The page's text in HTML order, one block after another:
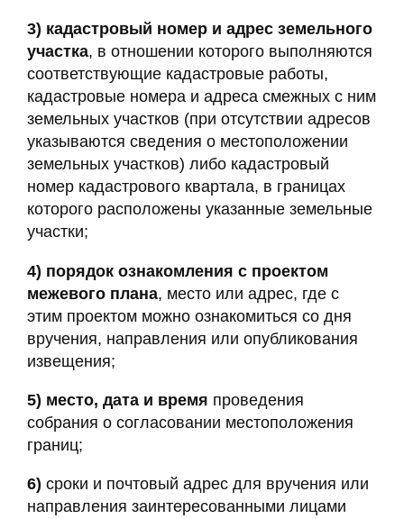
3) кадастровый номер и адрес земельного
участка, в отношении которого выполняются
соответствующие кадастровые работы,
кадастровые номера и адреса смежных с ним
земельных участков (при отсутствии адресов
указываются сведения о местоположении
земельных участков) либо кадастровый
номер кадастрового квартала, в границах
которого расположены указанные земельные
участки;
4) порядок ознакомления с проектом
межевого плана, место или адрес, где с
этим проектом можно ознакомиться со дня
вручения, направления или опубликования
извещения;
5) место, дата и время проведения
собрания о согласовании местоположения
границ;
6) сроки и почтовый адрес для вручения или
направления заинтересованными лицами